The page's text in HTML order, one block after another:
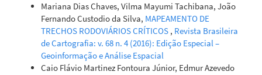
Mariana Dias Chaves, Vilma Mayumi Tachibana, João
Fernando Custodio da Silva, MAPEAMENTO DE
TRECHOS RODOVIÁRIOS CRÍTICOS , Revista Brasileira
de Cartografia: v. 68 n. 4 (2016): Edição Especial –
Geoinformação e Análise Espacial
Caio Flávio Martinez Fontoura Júnior, Edmur Azevedo